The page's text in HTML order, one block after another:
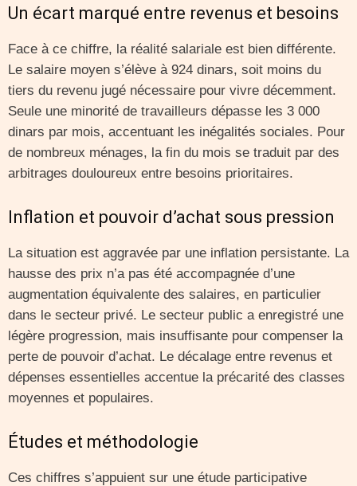
Un écart marqué entre revenus et besoins
Face à ce chiffre, la réalité salariale est bien différente.
Le salaire moyen s’élève à 924 dinars, soit moins du
tiers du revenu jugé nécessaire pour vivre décemment.
Seule une minorité de travailleurs dépasse les 3 000
dinars par mois, accentuant les inégalités sociales. Pour
de nombreux ménages, la fin du mois se traduit par des
arbitrages douloureux entre besoins prioritaires.
Inflation et pouvoir d’achat sous pression
La situation est aggravée par une inflation persistante. La
hausse des prix n’a pas été accompagnée d’une
augmentation équivalente des salaires, en particulier
dans le secteur privé. Le secteur public a enregistré une
légère progression, mais insuffisante pour compenser la
perte de pouvoir d’achat. Le décalage entre revenus et
dépenses essentielles accentue la précarité des classes
moyennes et populaires.
Études et méthodologie
Ces chiffres s’appuient sur une étude participative